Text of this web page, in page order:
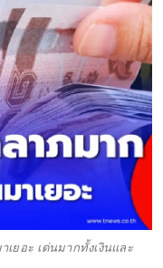
ยอะ เด่นมากทั้งเงินและ